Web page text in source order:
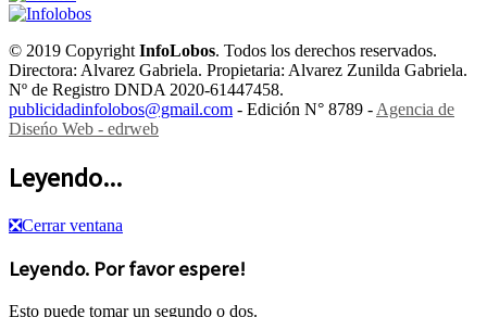
© 2019 CopyrightInfoLobos. Todos los derechos reservados.
Directora: Alvarez Gabriela. Propietaria: Alvarez Zunilda Gabriela.
Nº de Registro DNDA 2020-61447458.
publicidadinfolobos@gmail.com - Edición N° 8789 -Agencia de
Diseńo Web - edrweb
Leyendo...
❎Cerrar ventana
Leyendo. Por favor espere!
Esto puede tomar un segundo o dos.